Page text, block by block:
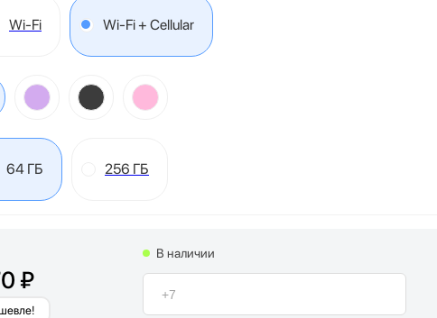
Wi-Fi Wi-Fi + Cellular
64 ГБ 256 ГБ
₽
В наличии